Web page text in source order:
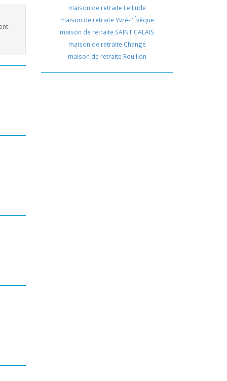
maison de retraite Le Lude
maison de retraite Yvré-l'Évêque
maison de retraite SAINT CALAIS
maison de retraite Changé
maison de retraite Rouillon